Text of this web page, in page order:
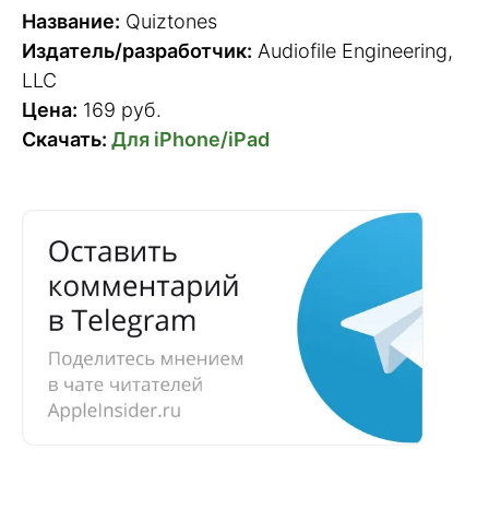
Название: Quiztones
Издатель/разработчик: Audiofile Engineering,
LLC
Цена: 169 руб.
Скачать: Для iPhone/iPad